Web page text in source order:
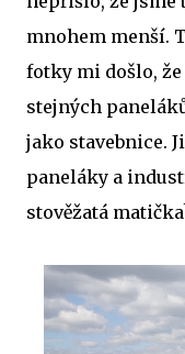
mnohem menší.
fotky mi došlo,
stejných
jako stavebnice.
paneláky a
stověžatá